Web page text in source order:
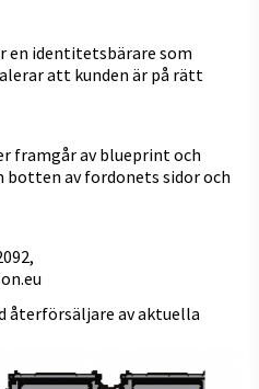
en identitetsbärare som
att kunden är på rätt
framgår av blueprint och
botten av fordonets sidor och
092,
återförsäljare av aktuella